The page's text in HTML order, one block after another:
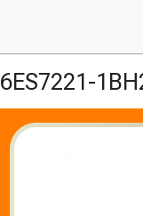
6ES7221-